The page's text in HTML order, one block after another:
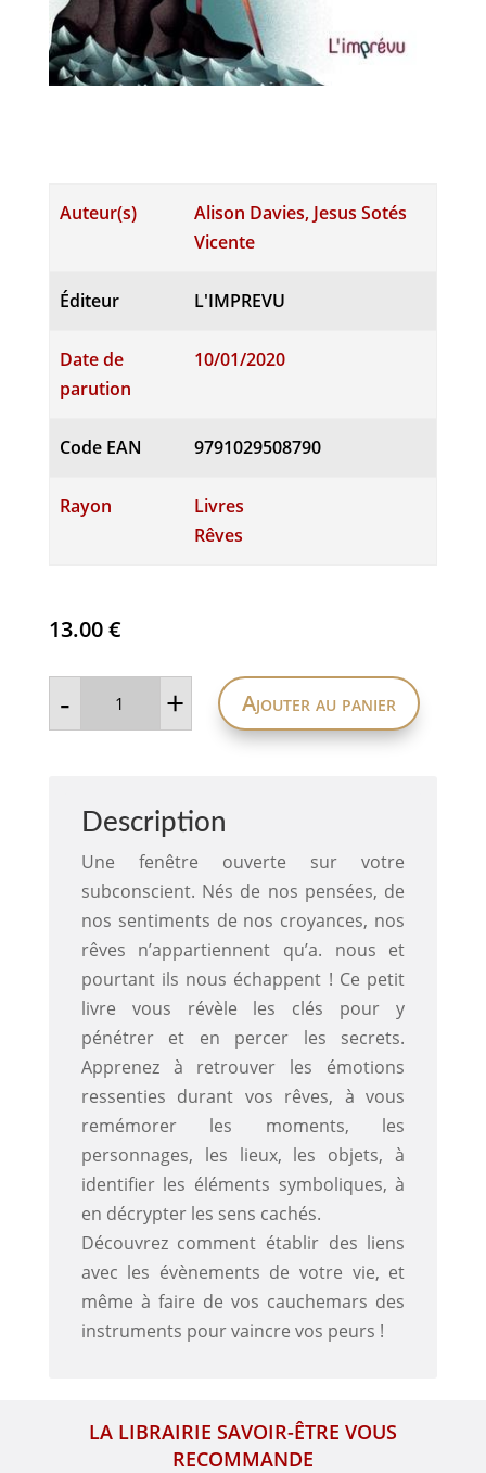
Auteur(s)
Alison Davies, Jesus Sotés
Vicente
Éditeur L'IMPREVU
Date de
parution
10/01/2020
Code EAN 9791029508790
Rayon
Livres
Rêves
13.00€
- quantité
à
-
Interprétations,
et
sens
cachés
+ Ajouter au panier
Description
Une fenêtre ouverte sur votre
subconscient. Nés de nos pensées, de
nos sentiments de nos croyances, nos
rêves n’appartiennent qu’a. nous et
pourtant ils nous échappent ! Ce petit
livre vous révèle les clés pour y
pénétrer et en percer les secrets.
Apprenez à retrouver les émotions
ressenties durant vos rêves, à vous
remémorer les moments, les
personnages, les lieux, les objets, à
identifier les éléments symboliques, à
en décrypter les sens cachés.
Découvrez comment établir des liens
avec les évènements de votre vie, et
même à faire de vos cauchemars des
instruments pour vaincre vos peurs !
LA LIBRAIRIE SAVOIR-ÊTRE VOUS
RECOMMANDE